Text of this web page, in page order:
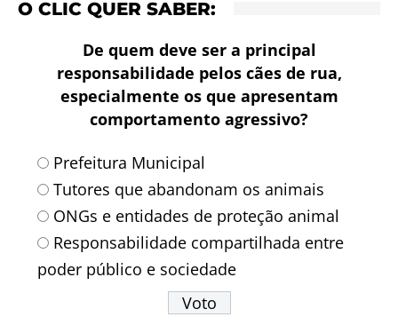
O CLIC QUER SABER:
De quem deve ser a principal
responsabilidade pelos cães de rua,
especialmente os que apresentam
comportamento agressivo?
Prefeitura Municipal
Tutores que abandonam os animais
ONGs e entidades de proteção animal
Responsabilidade compartilhada entre
poder público e sociedade